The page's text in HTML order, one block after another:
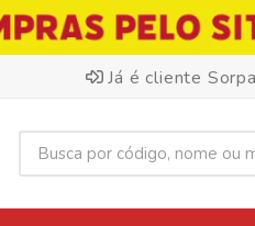
Já é cliente